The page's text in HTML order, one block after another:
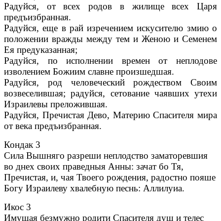
Радуйся, от всех родов в жилище всех Царя
предъизбранная.
Радуйся, еще в рай изречением искусителю змию о
положении вражды между тем и Женою и Семенем
Ея предуказанная;
Радуйся, по исполнении времен от неплодове
изволением Божиим славне произшедшая.
Радуйся, род человеческий рождеством Своим
возвеселившая; радуйся, сетование чаявших утехи
Израилевы преложившая.
Радуйся, Пречистая Дево, Материю Спасителя мира
от века предъизбранная.
Кондак 3
Сила Вышняго разреши неплодство заматоревшия
во днех своих праведныя Анны: зачат бо Тя,
Пречистая, и, чая Твоего рождения, радостно пояше
Богу Израилеву хвалебную песнь: Аллилуиа.
Икос 3
Имущая безмужно родити Спасителя душ и телес